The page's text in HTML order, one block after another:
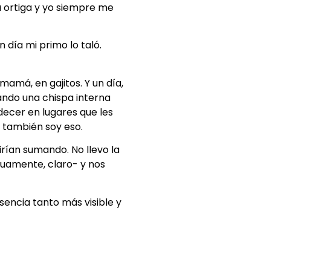
ortiga y yo siempre me
día mi primo lo taló.
en gajitos. Y un día,
una chispa interna
en lugares que les
soy eso.
sumando. No llevo la
claro- y nos
tanto más visible y